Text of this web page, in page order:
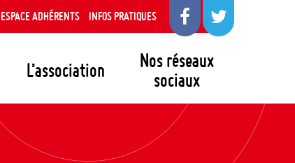
L’association
Nos réseaux
sociaux
ESPACE ADHÉRENTS INFOS PRATIQUES